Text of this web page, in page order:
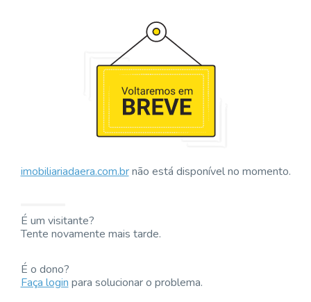
imobiliariadaera.com.brnão está disponível no momento.
É um visitante?
Tente novamente mais tarde.
É o dono?
Faça loginpara solucionar o problema.